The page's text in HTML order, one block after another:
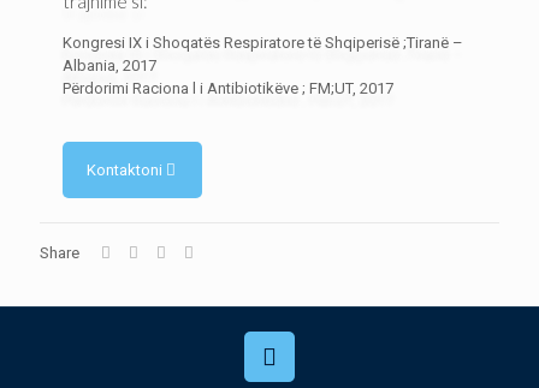
Kongresi IX i Shoqatës Respiratore të Shqiperisë ;Tiranë –
Albania, 2017
Përdorimi Raciona l i Antibiotikëve ; FM;UT, 2017
Kontaktoni
Share